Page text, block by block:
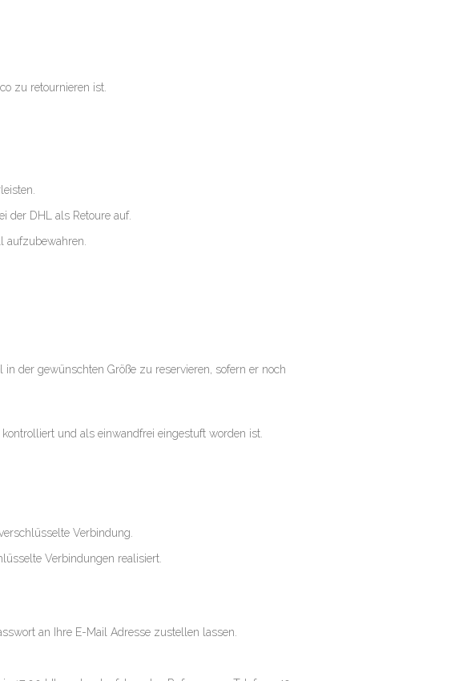
zu retournieren ist.
der DHL als Retoure auf.
aufzubewahren.
der gewünschten Größe zu reservieren, sofern er noch
und als einwandfrei eingestuft worden ist.
Verbindung.
Verbindungen realisiert.
an Ihre E-Mail Adresse zustellen lassen.